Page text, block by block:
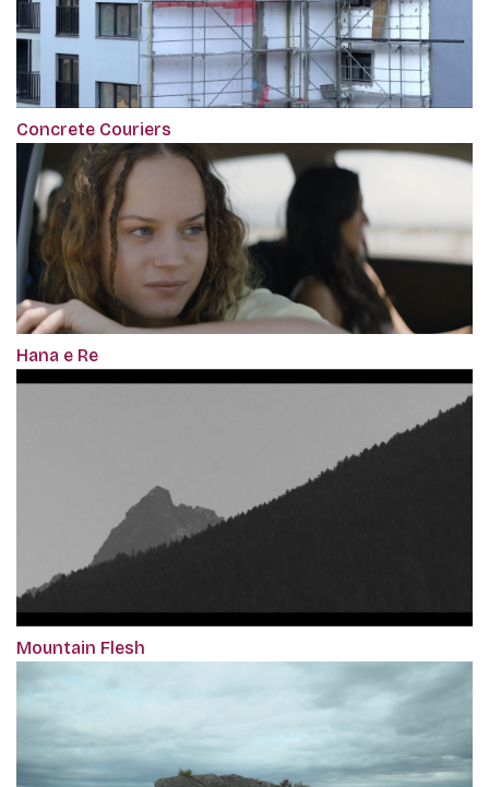
Concrete Couriers
Hana e Re
Mountain Flesh